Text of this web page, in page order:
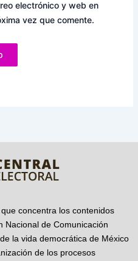
electrónico y web en
vez que comente.
concentra los contenidos
Nacional de Comunicación
la vida democrática de México
de los procesos